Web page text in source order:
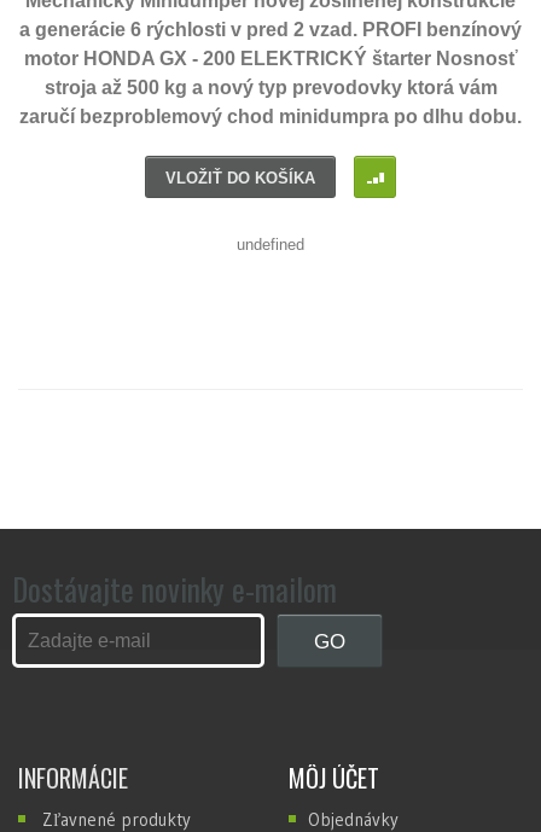
a generácie 6 rýchlosti v pred 2 vzad. PROFI benzínový
motor HONDA GX - 200 ELEKTRICKÝ štarter Nosnosť
stroja až 500 kg a nový typ prevodovky ktorá vám
zaručí bezproblemový chod minidumpra po dlhu dobu.
VLOŽIŤ DO KOŠÍKA I
undefined
Dostávajte novinky e-mailom
INFORMÁCIE
Zľavnené produkty
MÔJ ÚČET
Objednávky